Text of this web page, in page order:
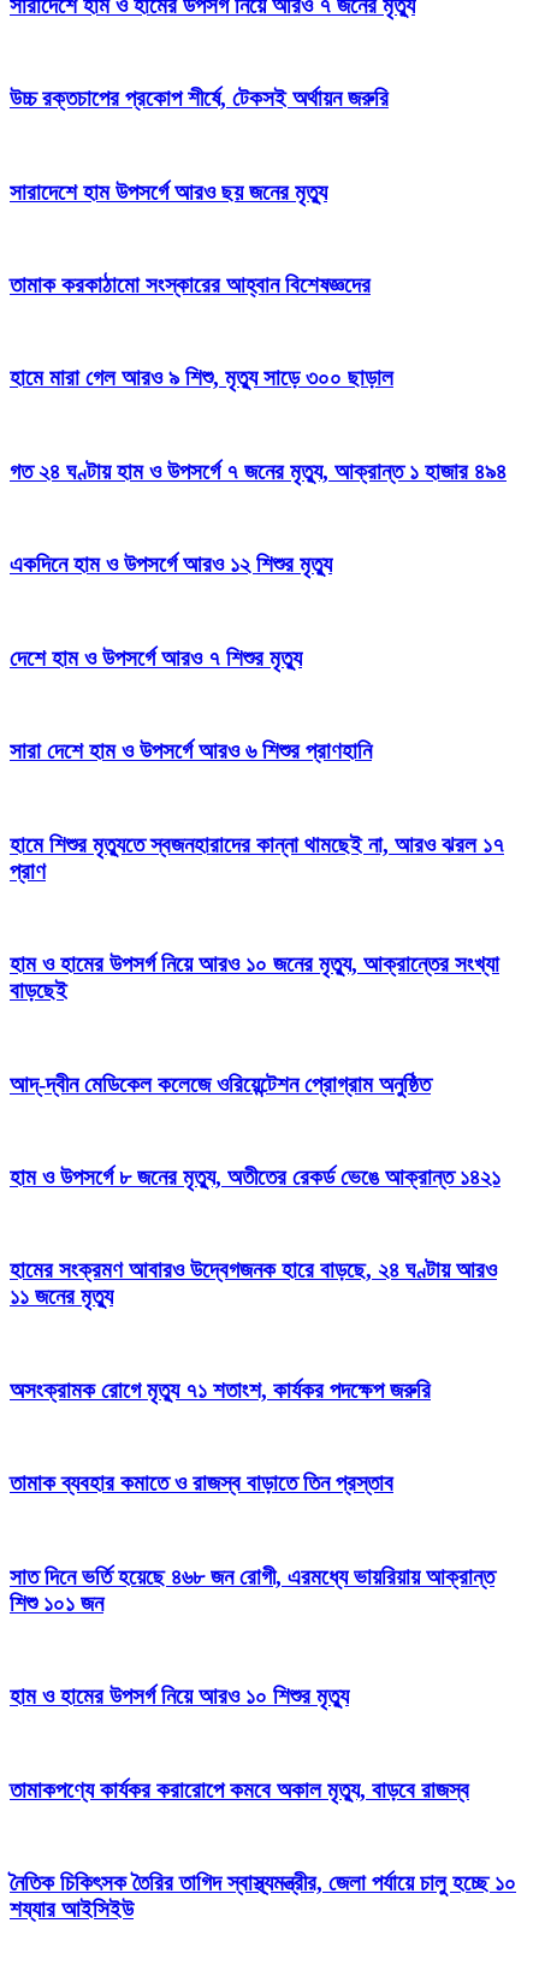
সারাদেশে হাম ও হামের উপসর্গ নিয়ে আরও ৭ জনের মৃত্যু
উচ্চ রক্তচাপের প্রকোপ শীর্ষে, টেকসই অর্থায়ন জরুরি
সারাদেশে হাম উপসর্গে আরও ছয় জনের মৃত্যু
তামাক করকাঠামো সংস্কারের আহ্বান বিশেষজ্ঞদের
হামে মারা গেল আরও ৯ শিশু, মৃত্যু সাড়ে ৩০০ ছাড়াল
গত ২৪ ঘণ্টায় হাম ও উপসর্গে ৭ জনের মৃত্যু, আক্রান্ত ১ হাজার ৪৯৪
একদিনে হাম ও উপসর্গে আরও ১২ শিশুর মৃত্যু
দেশে হাম ও উপসর্গে আরও ৭ শিশুর মৃত্যু
সারা দেশে হাম ও উপসর্গে আরও ৬ শিশুর প্রাণহানি
হামে শিশুর মৃত্যুতে স্বজনহারাদের কান্না থামছেই না, আরও ঝরল ১৭
প্রাণ
হাম ও হামের উপসর্গ নিয়ে আরও ১০ জনের মৃত্যু, আক্রান্তের সংখ্যা
বাড়ছেই
আদ্-দ্বীন মেডিকেল কলেজে ওরিয়েন্টেশন প্রোগ্রাম অনুষ্ঠিত
হাম ও উপসর্গে ৮ জনের মৃত্যু, অতীতের রেকর্ড ভেঙে আক্রান্ত ১৪২১
হামের সংক্রমণ আবারও উদ্বেগজনক হারে বাড়ছে, ২৪ ঘণ্টায় আরও
১১ জনের মৃত্যু
অসংক্রামক রোগে মৃত্যু ৭১ শতাংশ, কার্যকর পদক্ষেপ জরুরি
তামাক ব্যবহার কমাতে ও রাজস্ব বাড়াতে তিন প্রস্তাব
সাত দিনে ভর্তি হয়েছে ৪৬৮ জন রোগী, এরমধ্যে ভায়রিয়ায় আক্রান্ত
শিশু ১০১ জন
হাম ও হামের উপসর্গ নিয়ে আরও ১০ শিশুর মৃত্যু
তামাকপণ্যে কার্যকর করারোপে কমবে অকাল মৃত্যু, বাড়বে রাজস্ব
নৈতিক চিকিৎসক তৈরির তাগিদ স্বাস্থ্যমন্ত্রীর, জেলা পর্যায়ে চালু হচ্ছে ১০
শয্যার আইসিইউ